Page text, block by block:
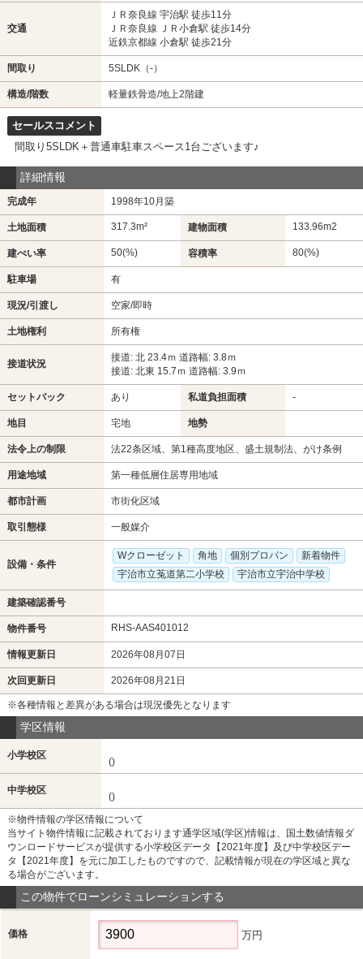
交通
ＪＲ奈良線 宇治駅 徒歩11分
ＪＲ奈良線 ＪＲ小倉駅 徒歩14分
近鉄京都線 小倉駅 徒歩21分
間取り 5SLDK（-）
構造/階数 軽量鉄骨造/地上2階建
セールスコメント
間取り5SLDK＋普通車駐車スペース1台ございます♪
詳細情報
完成年 1998年10月築
土地面積 317.3m² 建物面積 133.96m2
建ぺい率 50(%) 容積率 80(%)
駐車場 有
現況/引渡し 空家/即時
土地権利 所有権
接道状況
接道: 北 23.4ｍ 道路幅: 3.8ｍ
接道: 北東 15.7ｍ 道路幅: 3.9ｍ
セットバック あり 私道負担面積 -
地目 宅地 地勢
法令上の制限 法22条区域、第1種高度地区、盛土規制法、がけ条例
用途地域 第一種低層住居専用地域
都市計画 市街化区域
取引態様 一般媒介
設備・条件
Wクローゼット 角地 個別プロパン
新着物件
宇治市立菟道第二小学校
宇治市立宇治中学校
建築確認番号
物件番号 RHS-AAS401012
情報更新日 2026年08月07日
次回更新日 2026年08月21日
※各種情報と差異がある場合は現況優先となります
学区情報
小学校区
()
中学校区
()
※物件情報の学区情報について
当サイト物件情報に記載されております通学区域(学区)情報は、国土数値情報ダ
ウンロードサービスが提供する小学校区データ【2021年度】及び中学校区デー
タ【2021年度】を元に加工したものですので、記載情報が現在の学区域と異な
る場合がございます。
この物件でローンシミュレーションする
価格 万円